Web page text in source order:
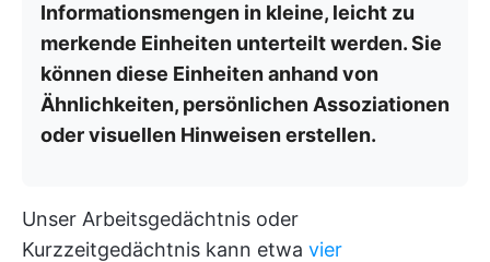
Informationsmengen in kleine, leicht zu
merkende Einheiten unterteilt werden. Sie
können diese Einheiten anhand von
Ähnlichkeiten, persönlichen Assoziationen
oder visuellen Hinweisen erstellen.
Unser Arbeitsgedächtnis oder
Kurzzeitgedächtnis kann etwa vier